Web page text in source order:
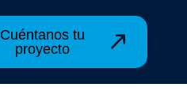
Cuéntanos tu
proyecto